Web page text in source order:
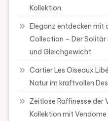
Kollektion
Eleganz entdecken mit
Collection – Der Solitär
und Gleichgewicht
Cartier Les Oiseaux
Natur im kraftvollen
Zeitlose Raffinesse der
Kollektion mit